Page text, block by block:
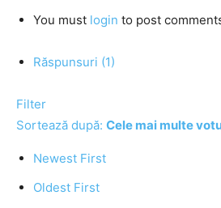
You must login to post
Răspunsuri (1)
Filter
Sortează după: Cele mai multe
Newest First
Oldest First